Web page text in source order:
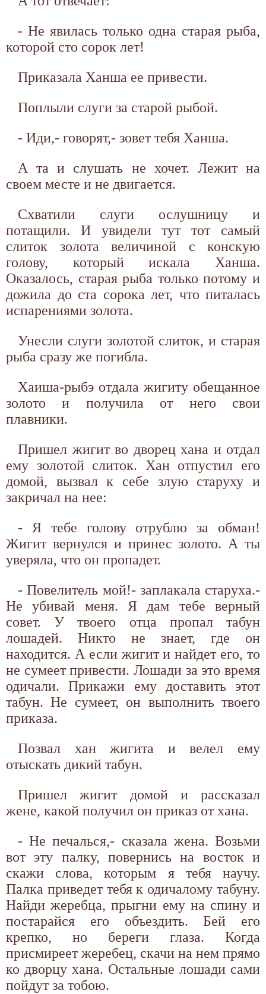
- Не явилась только одна старая рыба,
которой сто сорок лет!
Приказала Ханша ее привести.
Поплыли слуги за старой рыбой.
- Иди,- говорят,- зовет тебя Ханша.
А та и слушать не хочет. Лежит на
своем месте и не двигается.
Схватили слуги ослушницу и
потащили. И увидели тут тот самый
слиток золота величиной с конскую
голову, который искала Ханша.
Оказалось, старая рыба только потому и
дожила до ста сорока лет, что питалась
испарениями золота.
Унесли слуги золотой слиток, и старая
рыба сразу же погибла.
Хаиша-рыбэ отдала жигиту обещанное
золото и получила от него свои
плавники.
Пришел жигит во дворец хана и отдал
ему золотой слиток. Хан отпустил его
домой, вызвал к себе злую старуху и
закричал на нее:
- Я тебе голову отрублю за обман!
Жигит вернулся и принес золото. А ты
уверяла, что он пропадет.
- Повелитель мой!- заплакала старуха.-
Не убивай меня. Я дам тебе верный
совет. У твоего отца пропал табун
лошадей. Никто не знает, где он
находится. А если жигит и найдет его, то
не сумеет привести. Лошади за это время
одичали. Прикажи ему доставить этот
табун. Не сумеет, он выполнить твоего
приказа.
Позвал хан жигита и велел ему
отыскать дикий табун.
Пришел жигит домой и рассказал
жене, какой получил он приказ от хана.
- Не печалься,- сказала жена. Возьми
вот эту палку, повернись на восток и
скажи слова, которым я тебя научу.
Палка приведет тебя к одичалому табуну.
Найди жеребца, прыгни ему на спину и
постарайся его объездить. Бей его
крепко, но береги глаза. Когда
присмиреет жеребец, скачи на нем прямо
ко дворцу хана. Остальные лошади сами
пойдут за тобою.